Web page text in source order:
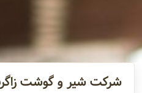
اطلاعات
تماس
شرکت شیر و گوشت